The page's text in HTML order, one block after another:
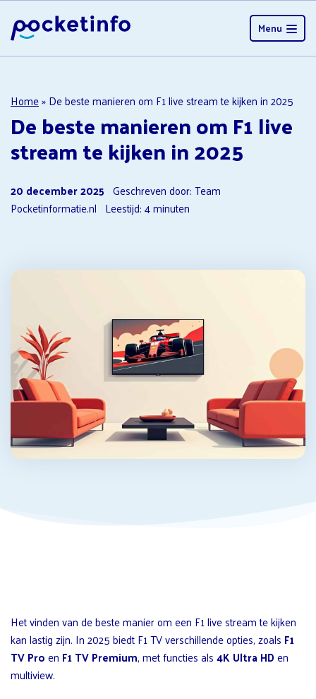
Menu
Home»De beste manieren om F1 live stream te kijken in 2025
De beste manieren om F1 live
stream te kijken in 2025
20 december 2025 Geschreven door: Team
Pocketinformatie.nl Leestijd:4minuten
Het vinden van de beste manier om een F1 live stream te kijken
kan lastig zijn. In 2025 biedt F1 TV verschillende opties, zoals F1
TV Proen F1 TV Premium, met functies als4K Ultra HDen
multiview.